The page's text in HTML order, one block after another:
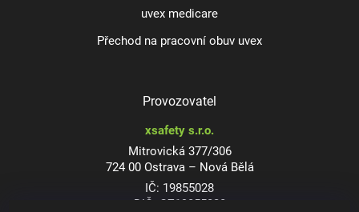
uvex medicare
Přechod na pracovní obuv uvex
Provozovatel
xsafety s.r.o.
Mitrovická 377/306
724 00 Ostrava – Nová Bělá
IČ: 19855028
DIČ: CZ19855028